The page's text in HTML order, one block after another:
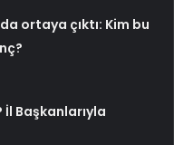
ortaya çıktı: Kim bu
İl Başkanlarıyla